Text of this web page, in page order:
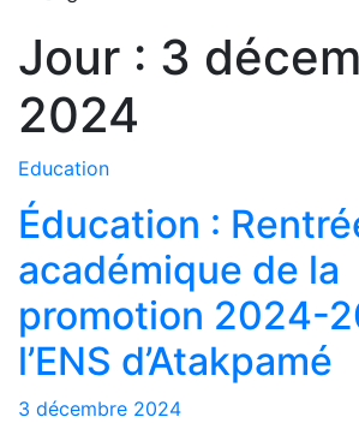
Jour : 3
2024
Education
Éducation :
académique de la
promotion 2024-
l’ENS d’Atakpamé
3 décembre 2024